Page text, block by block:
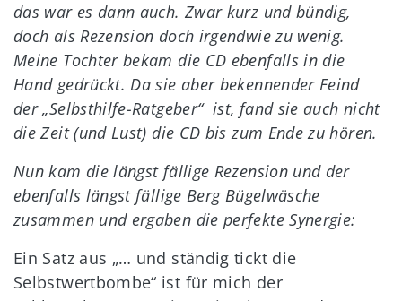
das war es dann auch. Zwar kurz und bündig,
doch als Rezension doch irgendwie zu wenig.
Meine Tochter bekam die CD ebenfalls in die
Hand gedrückt. Da sie aber bekennender Feind
der „Selbsthilfe-Ratgeber“ ist, fand sie auch nicht
die Zeit (und Lust) die CD bis zum Ende zu hören.
Nun kam die längst fällige Rezension und der
ebenfalls längst fällige Berg Bügelwäsche
zusammen und ergaben die perfekte Synergie:
Ein Satz aus „… und ständig tickt die
Selbstwertbombe“ ist für mich der